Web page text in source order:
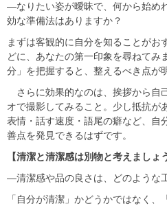
―なりたい姿が曖昧で、何から始め
効な準備法はありますか？
まずは客観的に自分を知ることがお
どに、あなたの第一印象を尋ねてみ
分」を把握すると、整えるべき点が
さらに効果的なのは、挨拶から自
オで撮影してみること。少し抵抗が
表情・話す速度・語尾の癖など、自
善点を発見できるはずです。
【清潔と清潔感は別物と考えましょ
―清潔感や品の良さは、どのような
「自分が清潔」かどうかではなく